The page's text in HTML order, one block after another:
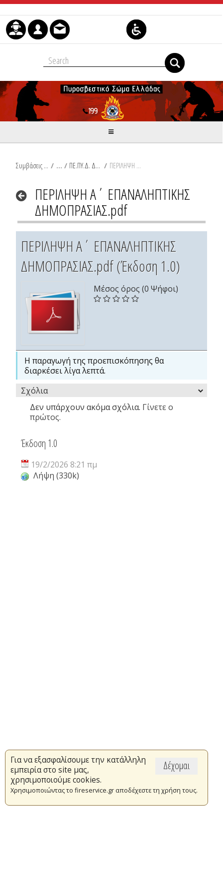
Μετάβαση στο περιεχόμενο
Συμβάσεις Διαβουλεύσεις Διαγωνισμοί / ΠΕ.ΠΥ.Δ. Δυτικής Μακεδονίας / ΠΕΡΙΛΗΨΗ Α΄ ΕΠΑΝΑΛΗΠΤΙΚΗΣ ΔΗΜΟΠΡΑΣΙΑΣ.pdf
ΠΕΡΙΛΗΨΗ Α΄ ΕΠΑΝΑΛΗΠΤΙΚΗΣ
ΔΗΜΟΠΡΑΣΙΑΣ.pdf
ΠΕΡΙΛΗΨΗ Α΄ ΕΠΑΝΑΛΗΠΤΙΚΗΣ
ΔΗΜΟΠΡΑΣΙΑΣ.pdf (Έκδοση 1.0)
Μέσος όρος (0 Ψήφοι)
Η παραγωγή της προεπισκόπησης θα
διαρκέσει λίγα λεπτά.
Σχόλια
Δεν υπάρχουν ακόμα σχόλια. Γίνετε ο
πρώτος.
Έκδοση 1.0
19/2/2026 8:21 πμ
Λήψη (330k)
Δέχομαι
Για να εξασφαλίσουμε την κατάλληλη
εμπειρία στο site μας,
χρησιμοποιούμε cookies.
Χρησιμοποιώντας το fireservice.gr αποδέχεστε τη χρήση τους.